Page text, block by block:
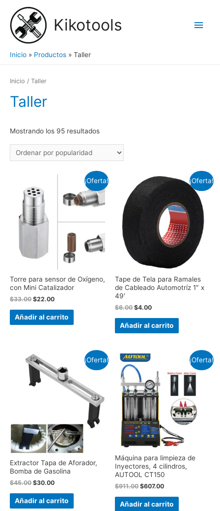
contenido
Kikotools
Inicio Productos Taller
Inicio / Taller
Taller
Mostrando los 95 resultados
¡Oferta!
Torre para sensor de Oxígeno,
con Mini Catalizador
$33.00 $22.00
Añadir al carrito
¡Oferta!
Tape de Tela para Ramales
de Cableado Automotríz 1″ x
49′
$6.00 $4.00
Añadir al carrito
¡Oferta!
Extractor Tapa de Aforador,
Bomba de Gasolina
$45.00 $30.00
Añadir al carrito
¡Oferta!
Máquina para limpieza de
Inyectores, 4 cilindros,
AUTOOL CT150
$911.00 $607.00
Añadir al carrito